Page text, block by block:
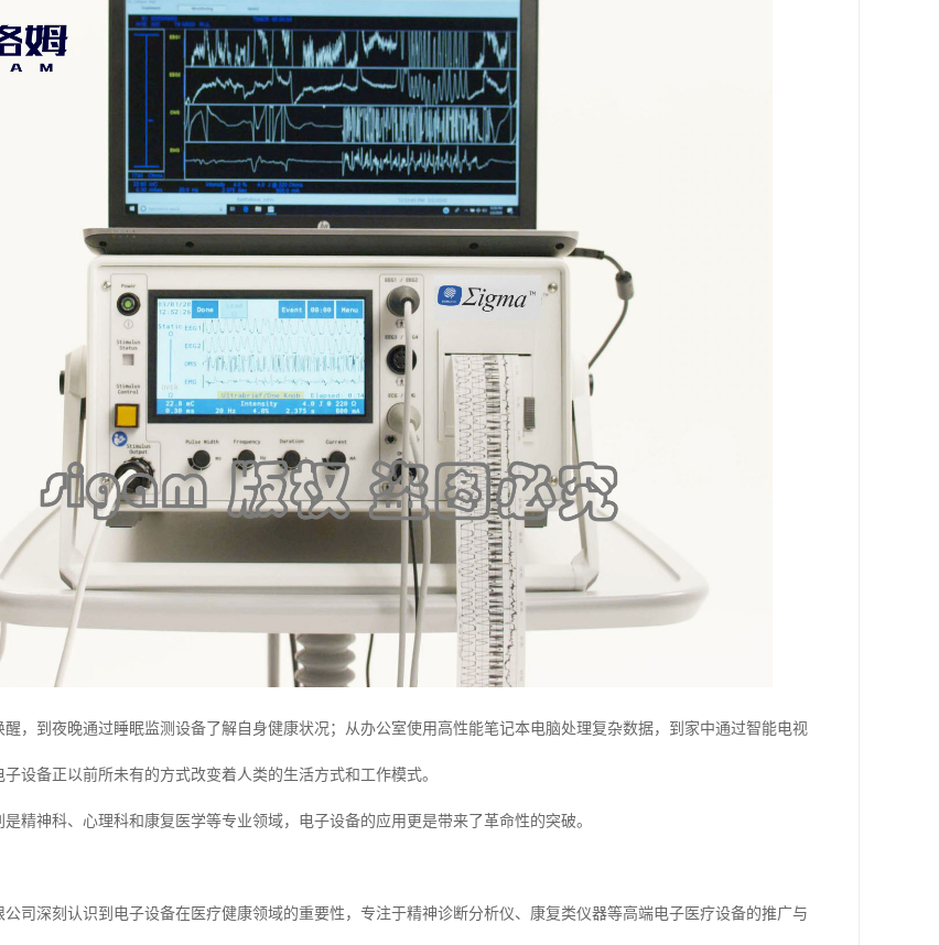
醒，到夜晚通过睡眠监测设备了解自身健康状况；从办公室使用高性能笔记本电脑处理复杂数据，到家中通过智能电视
设备正以前所未有的方式改变着人类的生活方式和工作模式。
精神科、心理科和康复医学等专业领域，电子设备的应用更是带来了革命性的突破。
司深刻认识到电子设备在医疗健康领域的重要性，专注于精神诊断分析仪、康复类仪器等高端电子医疗设备的推广与